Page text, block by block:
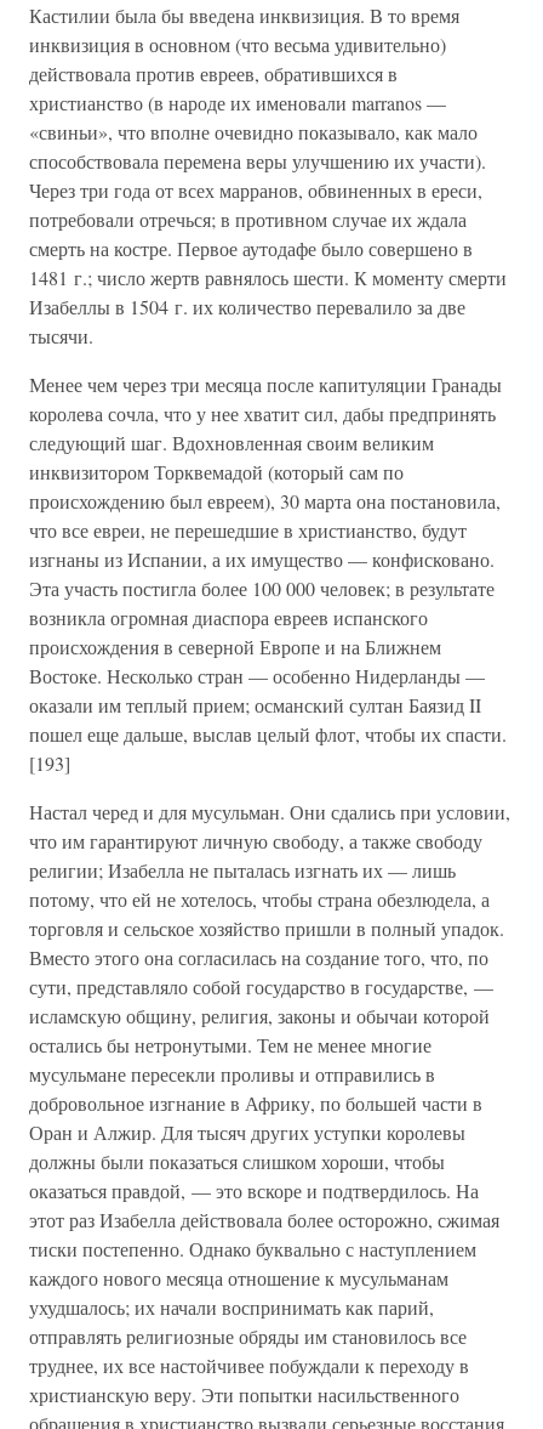
Кастилии была бы введена инквизиция. В то время
инквизиция в основном (что весьма удивительно)
действовала против евреев, обратившихся в
христианство (в народе их именовали marranos —
«свиньи», что вполне очевидно показывало, как мало
способствовала перемена веры улучшению их участи).
Через три года от всех марранов, обвиненных в ереси,
потребовали отречься; в противном случае их ждала
смерть на костре. Первое аутодафе было совершено в
1481 г.; число жертв равнялось шести. К моменту смерти
Изабеллы в 1504 г. их количество перевалило за две
тысячи.
Менее чем через три месяца после капитуляции Гранады
королева сочла, что у нее хватит сил, дабы предпринять
следующий шаг. Вдохновленная своим великим
инквизитором Торквемадой (который сам по
происхождению был евреем), 30 марта она постановила,
что все евреи, не перешедшие в христианство, будут
изгнаны из Испании, а их имущество — конфисковано.
Эта участь постигла более 100 000 человек; в результате
возникла огромная диаспора евреев испанского
происхождения в северной Европе и на Ближнем
Востоке. Несколько стран — особенно Нидерланды —
оказали им теплый прием; османский султан Баязид II
пошел еще дальше, выслав целый флот, чтобы их спасти.
[193]
Настал черед и для мусульман. Они сдались при условии,
что им гарантируют личную свободу, а также свободу
религии; Изабелла не пыталась изгнать их — лишь
потому, что ей не хотелось, чтобы страна обезлюдела, а
торговля и сельское хозяйство пришли в полный упадок.
Вместо этого она согласилась на создание того, что, по
сути, представляло собой государство в государстве, —
исламскую общину, религия, законы и обычаи которой
остались бы нетронутыми. Тем не менее многие
мусульмане пересекли проливы и отправились в
добровольное изгнание в Африку, по большей части в
Оран и Алжир. Для тысяч других уступки королевы
должны были показаться слишком хороши, чтобы
оказаться правдой, — это вскоре и подтвердилось. На
этот раз Изабелла действовала более осторожно, сжимая
тиски постепенно. Однако буквально с наступлением
каждого нового месяца отношение к мусульманам
ухудшалось; их начали воспринимать как парий,
отправлять религиозные обряды им становилось все
труднее, их все настойчивее побуждали к переходу в
христианскую веру. Эти попытки насильственного
обращения в христианство вызвали серьезные восстания,